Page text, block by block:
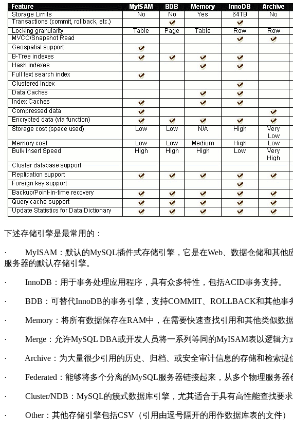
下述存储引擎是最常用的：
· MyISAM ：默认的MySQL插件式存储引擎，它是在Web 、数据仓储和其
服务器的默认存储引擎。
· InnoDB ：用于事务处理应用程序，具有众多特性，包括ACID事务支持。
· BDB ：可替代InnoDB的事务引擎，支持COMMIT ROLLBACK和其他事
· Memory ：将所有数据保存在RAM中，在需要快速查找引用和其他类似数
· Merge ：允许MySQL DBA或开发人员将一系列等同的MyISAM表以逻辑方
· Archive ：为大量很少引用的历史、归档、或安全审计信息的存储和检索提
· Federated ：能够将多个分离的MySQL服务器链接起来，从多个物理服务
· Cluster/NDB ： MySQL的簇式数据库引擎，尤其适合于具有高性能查找要
· Other：其他存储引擎包括CSV （引用由逗号隔开的用作数据库表的文件）